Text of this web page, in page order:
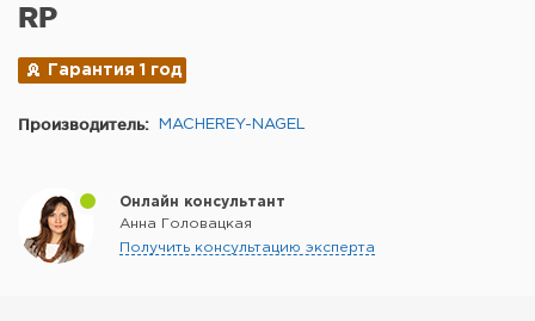
RP
Гарантия 1 год
Производитель: MACHEREY-NAGEL
Онлайн консультант
Анна Головацкая
Получить консультацию эксперта